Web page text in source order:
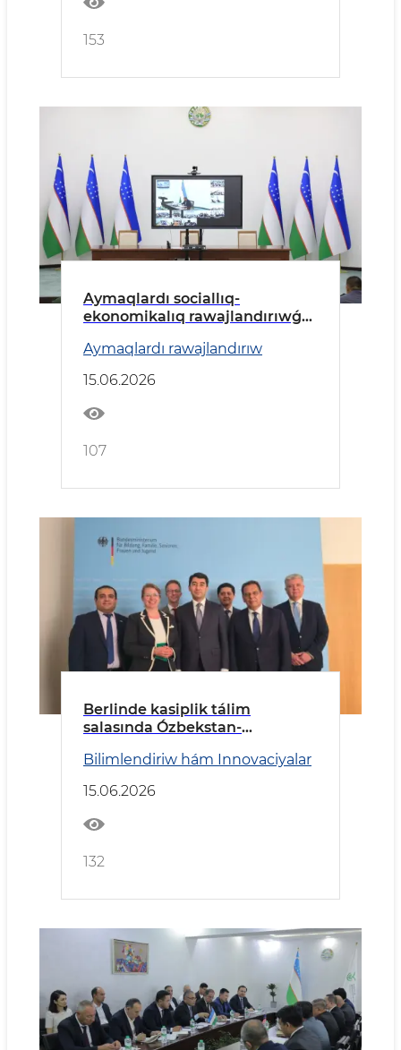
153
Aymaqlardı sociallıq-
ekonomikalıq rawajlandırıwǵa
etildi.
Aymaqlardı rawajlandırıw
15.06.2026
107
Berlinde kasiplik tálim
salasında Ózbekstan-
Bilimlendiriw hám Innovaciyalar
15.06.2026
132